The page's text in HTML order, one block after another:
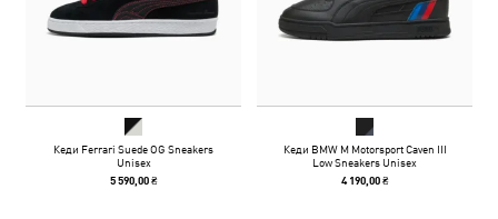
Кеди Ferrari Suede OG Sneakers
Unisex
5 590,00 ₴
Кеди BMW M Motorsport Caven III
Low Sneakers Unisex
4 190,00 ₴